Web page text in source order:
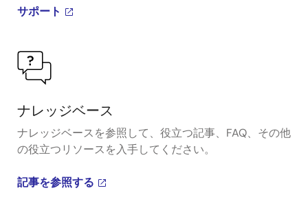
サポート
ナレッジベース
ナレッジベースを参照して、役立つ記事、FAQ、その他
の役立つリソースを入手してください。
記事を参照する